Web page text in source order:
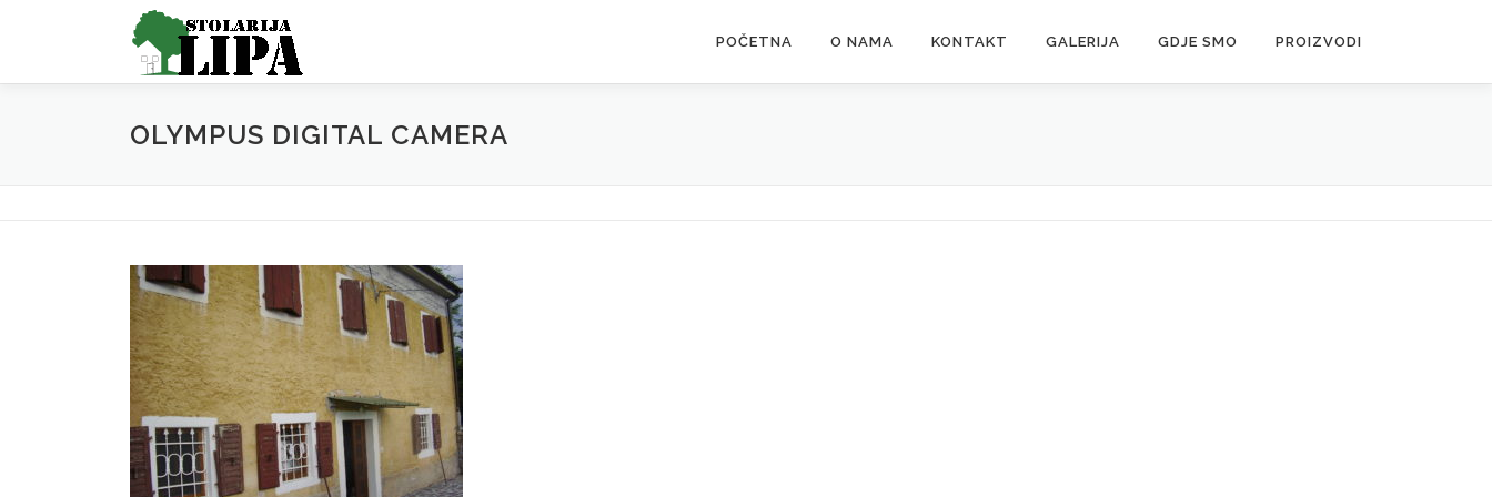
POČETNA O NAMA KONTAKT GALERIJA GDJE SMO PROIZVODI
OLYMPUS DIGITAL CAMERA